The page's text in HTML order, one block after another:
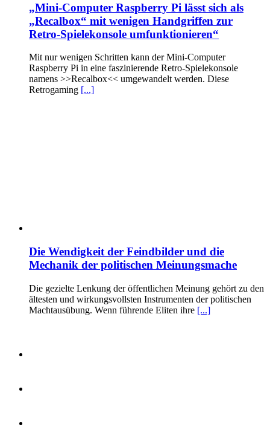
„Mini-Computer Raspberry Pi lässt sich als
„Recalbox“ mit wenigen Handgriffen zur
Retro-Spielekonsole umfunktionieren“
Mit nur wenigen Schritten kann der Mini-Computer
Raspberry Pi in eine faszinierende Retro-Spielekonsole
namens >>Recalbox<< umgewandelt werden. Diese
Retrogaming [...]
Die Wendigkeit der Feindbilder und die
Mechanik der politischen Meinungsmache
Die gezielte Lenkung der öffentlichen Meinung gehört zu den
ältesten und wirkungsvollsten Instrumenten der politischen
Machtausübung. Wenn führende Eliten ihre [...]